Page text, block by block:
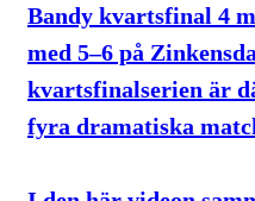
Bandy kvartsfinal 4
med 5–6 på
kvartsfinalserien är
fyra dramatiska